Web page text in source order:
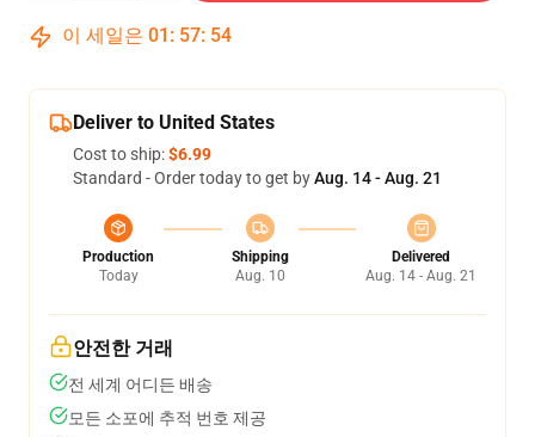
이 세일은 01 : 57: 53
Deliver to United States
Cost to ship:$6.99
Standard - Order today to get byAug. 14 - Aug. 21
Production
Today
Shipping
Aug. 10
Delivered
Aug. 14 - Aug. 21
안전한 거래
전 세계 어디든 배송
모든 소포에 추적 번호 제공